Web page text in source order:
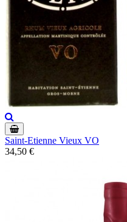
Saint-Etienne Vieux VO
34,50 €